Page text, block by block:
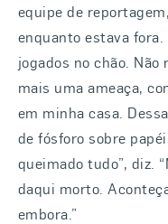
equipe de
enquanto estava
jogados no chão. Não
mais uma ameaça,
em minha casa.
de fósforo sobre
queimado tudo”, diz.
daqui morto.
embora.”